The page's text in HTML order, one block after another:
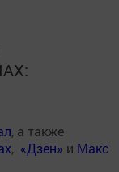
, а также
, «Дзен» и Макс